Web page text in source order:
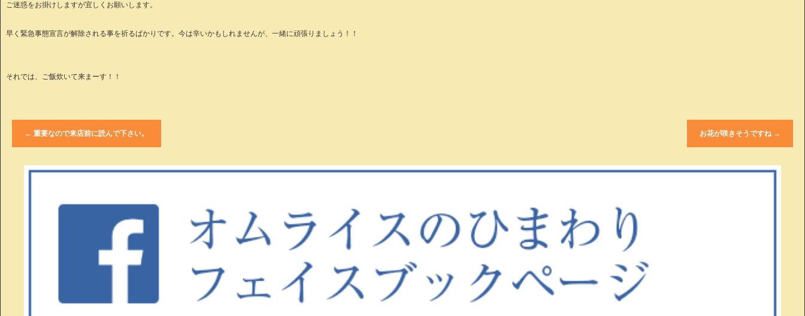
ご迷惑をお掛けしますが宜しくお願いします。
早く緊急事態宣言が解除される事を祈るばかりです。今は辛いかもしれませんが、一緒に頑張りましょう！！
それでは、ご飯炊いて来まーす！！
← 重要なので来店前に読んで下さい。 お花が咲きそうですね →